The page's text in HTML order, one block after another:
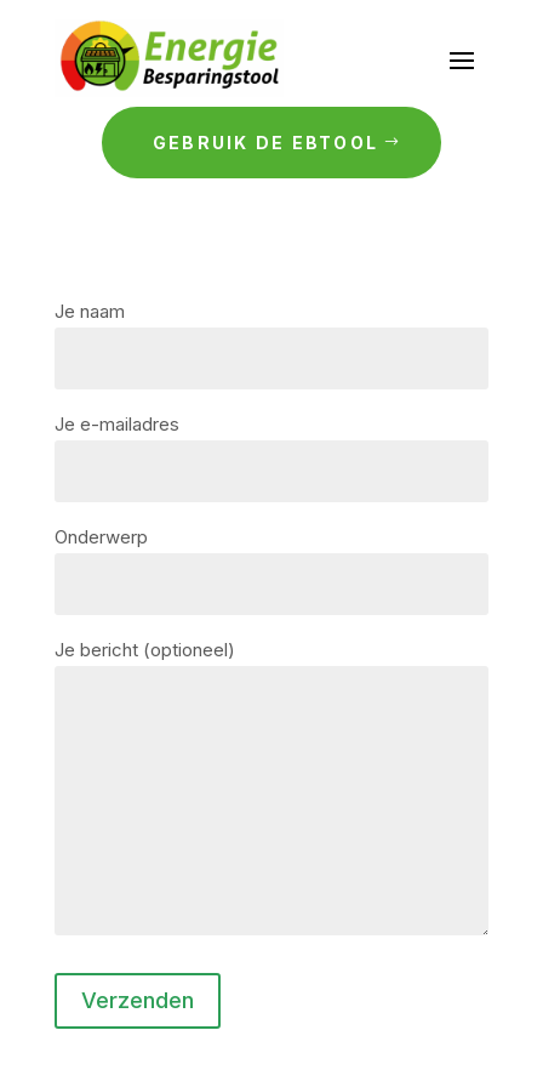
GEBRUIK DE EBTOOL
Je naam
Je e-mailadres
Onderwerp
Je bericht (optioneel)